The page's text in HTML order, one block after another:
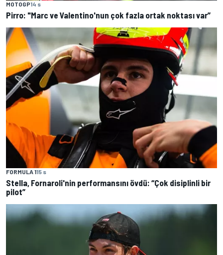
MOTOGP14 s
Pirro: "Marc ve Valentino'nun çok fazla ortak noktası var”
FORMULA 115 s
Stella, Fornaroli'nin performansını övdü: “Çok disiplinli bir
pilot”